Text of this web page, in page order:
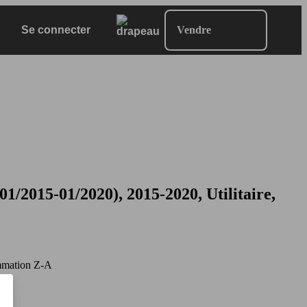
Se connecter Vendre
2015-01/2020), 2015-2020, Utilitaire,
Z-A